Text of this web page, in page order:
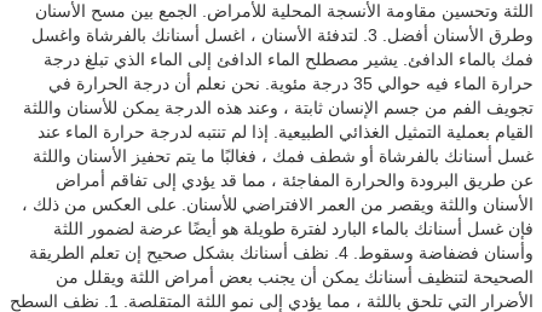
اللثة وتحسين مقاومة الأنسجة المحلية للأمراض. الجمع بين مسح الأسنان
وطرق الأسنان أفضل. 3. لتدفئة الأسنان ، اغسل أسنانك بالفرشاة واغسل
فمك بالماء الدافئ. يشير مصطلح الماء الدافئ إلى الماء الذي تبلغ درجة
حرارة الماء فيه حوالي 35 درجة مئوية. نحن نعلم أن درجة الحرارة في
تجويف الفم من جسم الإنسان ثابتة ، وعند هذه الدرجة يمكن للأسنان واللثة
القيام بعملية التمثيل الغذائي الطبيعية. إذا لم تنتبه لدرجة حرارة الماء عند
غسل أسنانك بالفرشاة أو شطف فمك ، فغالبًا ما يتم تحفيز الأسنان واللثة
عن طريق البرودة والحرارة المفاجئة ، مما قد يؤدي إلى تفاقم أمراض
الأسنان واللثة ويقصر من العمر الافتراضي للأسنان. على العكس من ذلك ،
فإن غسل أسنانك بالماء البارد لفترة طويلة هو أيضًا عرضة لضمور اللثة
وأسنان فضفاضة وسقوط. 4. نظف أسنانك بشكل صحيح إن تعلم الطريقة
الصحيحة لتنظيف أسنانك يمكن أن يجنب بعض أمراض اللثة ويقلل من
الأضرار التي تلحق باللثة ، مما يؤدي إلى نمو اللثة المتقلصة. 1. نظف السطح